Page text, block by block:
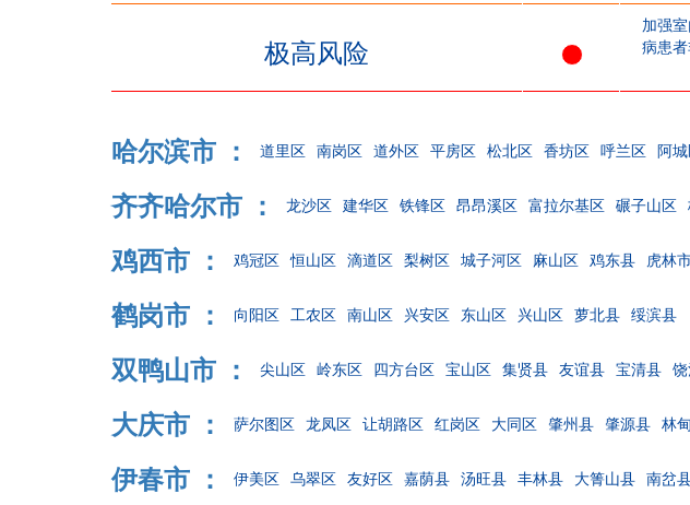
极高风险
加强
病患
哈尔滨市 ： 道里区 南岗区 道外区 平房区 松北区 香坊区 呼兰区 阿城
齐齐哈尔市 ： 龙沙区 建华区 铁锋区 昂昂溪区 富拉尔基区 碾子山区
鸡西市 ： 鸡冠区 恒山区 滴道区 梨树区 城子河区 麻山区 鸡东县 虎林
鹤岗市 ： 向阳区 工农区 南山区 兴安区 东山区 兴山区 萝北县 绥滨县
双鸭山市 ： 尖山区 岭东区 四方台区 宝山区 集贤县 友谊县 宝清县
大庆市 ： 萨尔图区 龙凤区 让胡路区 红岗区 大同区 肇州县 肇源县 林
伊春市 ： 伊美区 乌翠区 友好区 嘉荫县 汤旺县 丰林县 大箐山县 南岔